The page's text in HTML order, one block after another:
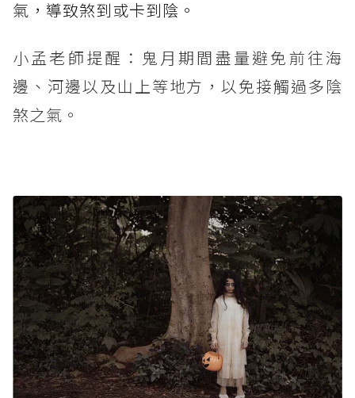
氣，導致煞到或卡到陰。
小孟老師提醒：鬼月期間盡量避免前往海
邊、河邊以及山上等地方，以免接觸過多陰
煞之氣。